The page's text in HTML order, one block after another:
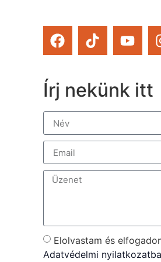
Írj nekünk itt
Elolvastam és
Adatvédelmi